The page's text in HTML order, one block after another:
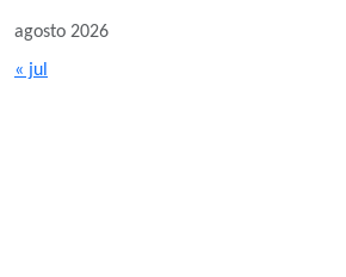
agosto 2026
« jul